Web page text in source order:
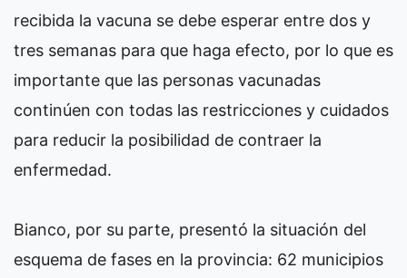
recibida la vacuna se debe esperar entre dos y
tres semanas para que haga efecto, por lo que es
importante que las personas vacunadas
continúen con todas las restricciones y cuidados
para reducir la posibilidad de contraer la
enfermedad.
Bianco, por su parte, presentó la situación del
esquema de fases en la provincia: 62 municipios